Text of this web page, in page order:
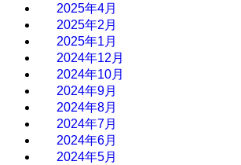
2025年4月
2025年2月
2025年1月
2024年12月
2024年10月
2024年9月
2024年8月
2024年7月
2024年6月
2024年5月